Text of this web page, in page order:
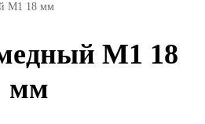
М1 18 мм
М1 18
мм